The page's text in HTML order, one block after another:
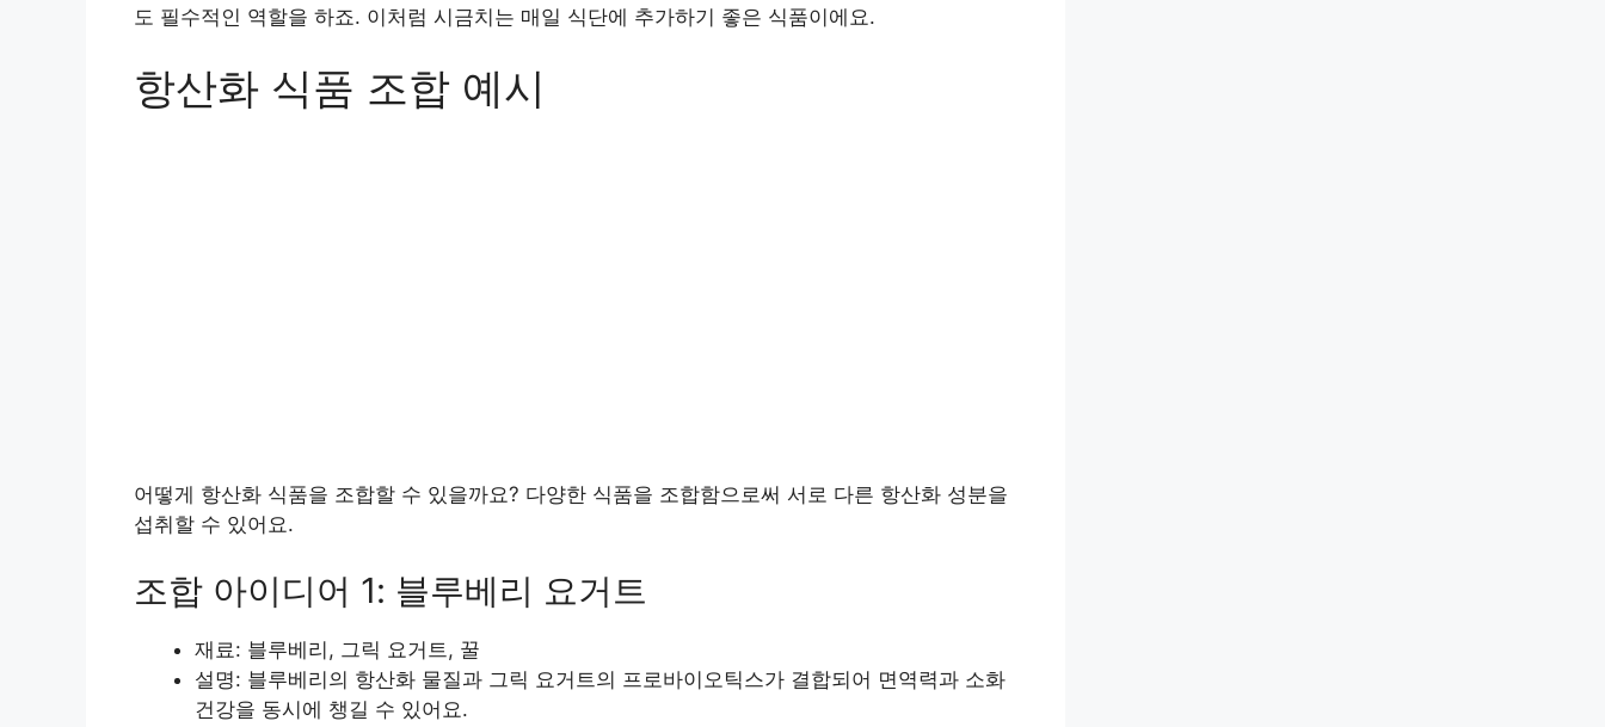
도 필수적인 역할을 하죠. 이처럼 시금치는 매일 식단에 추가하기 좋은 식품이에요.
항산화 식품 조합 예시
어떻게 항산화 식품을 조합할 수 있을까요? 다양한 식품을 조합함으로써 서로 다른 항산화 성분을
섭취할 수 있어요.
조합 아이디어 1: 블루베리 요거트
재료: 블루베리, 그릭 요거트, 꿀
설명: 블루베리의 항산화 물질과 그릭 요거트의 프로바이오틱스가 결합되어 면역력과 소화
건강을 동시에 챙길 수 있어요.